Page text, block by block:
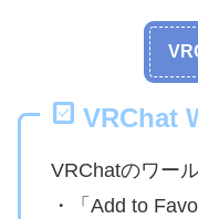
VRChat
VRChatのワー
・「Add to